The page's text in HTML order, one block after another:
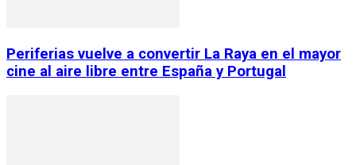
Periferias vuelve a convertir La Raya en el mayor
cine al aire libre entre España y Portugal